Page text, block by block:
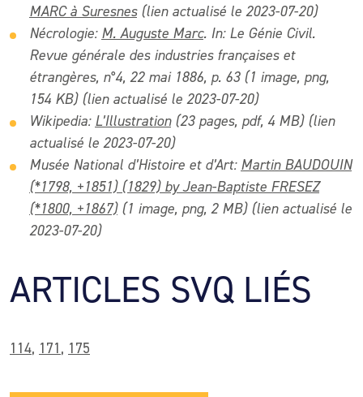
MARC à Suresnes(lien actualisé le 2023-07-20)
Nécrologie: M. Auguste Marc. In: Le Génie Civil.
Revue générale des industries françaises et
étrangères, n°4, 22 mai 1886, p. 63 (1 image, png,
154 KB) (lien actualisé le 2023-07-20)
Wikipedia: L’Illustration(23 pages, pdf, 4 MB) (lien
actualisé le 2023-07-20)
Musée National d’Histoire et d’Art: Martin BAUDOUIN
(*1798, +1851) (1829) by Jean-Baptiste FRESEZ
(*1800, +1867) (1 image, png, 2 MB) (lien actualisé le
2023-07-20)
ARTICLES SVQ LIÉS
114, 171, 175